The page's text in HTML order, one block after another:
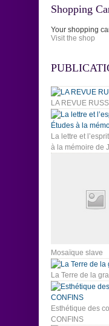
Shopping
Your shopping
Visit the shop
LA REVUE
La lettre et
à la mémoire de
Mosaïque slave
La Terre de la
Esthétique des
CONFINS